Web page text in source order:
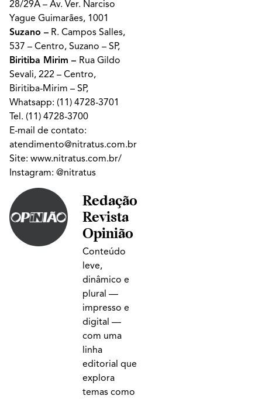
28/29A – Av. Ver. Narciso
Yague Guimarães, 1001
Suzano – R. Campos Salles,
537 – Centro, Suzano – SP,
Biritiba Mirim – Rua Gildo
Sevali, 222 – Centro,
Biritiba-Mirim – SP,
Whatsapp: (11) 4728-3701
Tel. (11) 4728-3700
E-mail de contato:
atendimento@nitratus.com.br
Site: www.nitratus.com.br/
Instagram: @nitratus
Redação
Revista
Opinião
Conteúdo
leve,
dinâmico e
plural —
impresso e
digital —
com uma
linha
editorial que
explora
temas como